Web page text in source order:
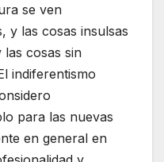
se ven
y las cosas insulsas
cosas sin
indiferentismo
para las nuevas
en general en